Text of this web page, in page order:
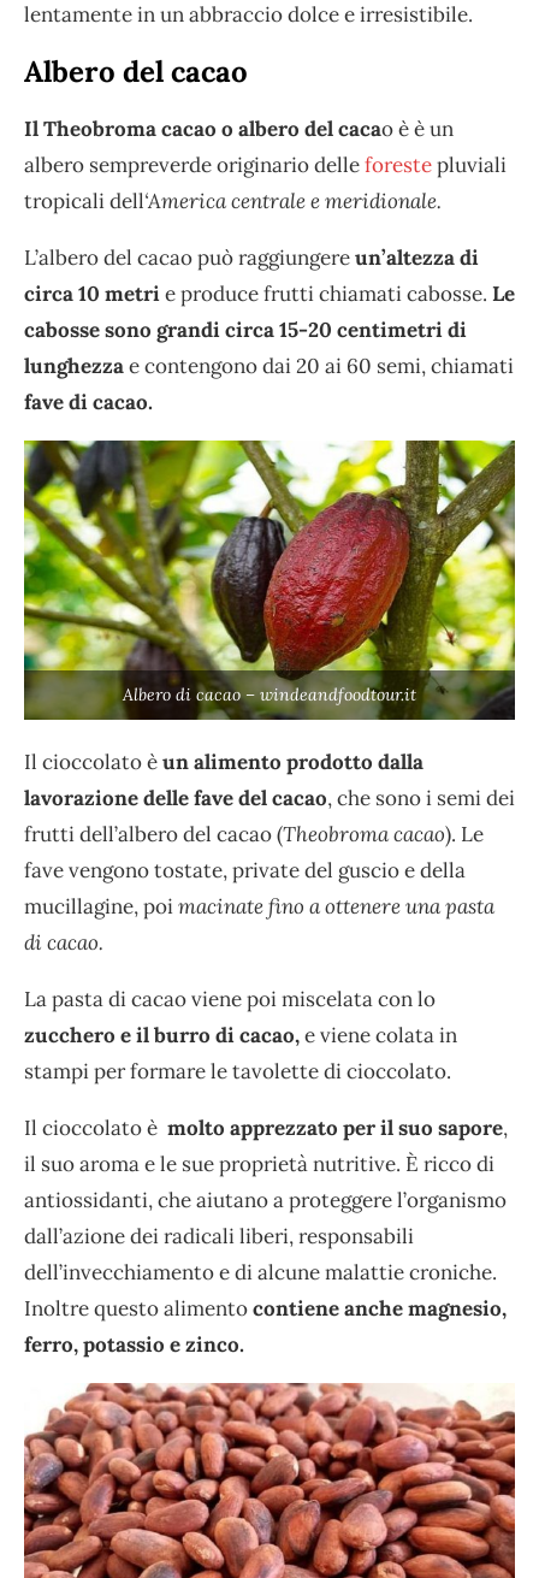
lentamente in un abbraccio dolce e irresistibile.
Albero del cacao
Il Theobroma cacao o albero del cacao è è un
albero sempreverde originario delleforestepluviali
tropicali dell‘America centrale e meridionale.
L’albero del cacao può raggiungereun’altezza di
circa 10 metrie produce frutti chiamati cabosse. Le
cabosse sono grandi circa 15-20 centimetri di
lunghezzae contengono dai 20 ai 60 semi, chiamati
fave di cacao.
Albero di cacao – windeandfoodtour.it
Il cioccolato èun alimento prodotto dalla
lavorazione delle fave del cacao, che sono i semi dei
frutti dell’albero del cacao (Theobroma cacao). Le
fave vengono tostate, private del guscio e della
mucillagine, poimacinate fino a ottenere una pasta
di cacao.
La pasta di cacao viene poi miscelata con lo
zucchero e il burro di cacao,e viene colata in
stampi per formare le tavolette di cioccolato.
Il cioccolato è molto apprezzato per il suo sapore,
il suo aroma e le sue proprietà nutritive. È ricco di
antiossidanti, che aiutano a proteggere l’organismo
dall’azione dei radicali liberi, responsabili
dell’invecchiamento e di alcune malattie croniche.
Inoltre questo alimentocontiene anche magnesio,
ferro, potassio e zinco.